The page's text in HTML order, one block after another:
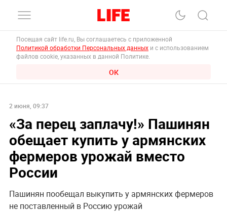
Посещая сайт life.ru, Вы соглашаетесь с приложенной
Политикой обработки Персональных данных и с использованием
файлов cookie, указанных в данной Политике.
ОК
2 июня, 09:37
«За перец заплачу!‎» Пашинян
обещает купить у армянских
фермеров урожай вместо
России
Пашинян пообещал выкупить у армянских фермеров
не поставленный в Россию урожай